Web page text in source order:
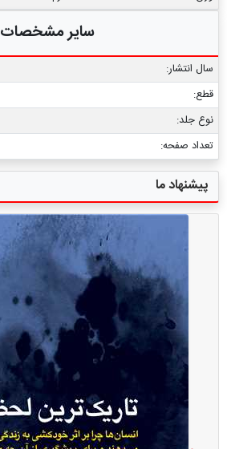
سایر مشخصات
سال انتشار:
قطع:
نوع جلد:
تعداد صفحه:
پیشنهاد ما